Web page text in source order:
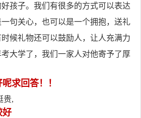
孩子。我们有很多的方式可以表达
句关心，也可以是一个拥抱，送礼
候礼物还可以鼓励人，让人充满力
大学了，我们一家人对他寄予了厚
求回答！！
贵,
好